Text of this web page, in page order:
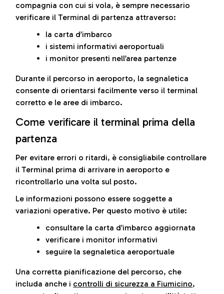
compagnia con cui si vola, è sempre necessario
verificare il Terminal di partenza attraverso:
la carta d’imbarco
i sistemi informativi aeroportuali
i monitor presenti nell’area partenze
Durante il percorso in aeroporto, la segnaletica
consente di orientarsi facilmente verso il terminal
corretto e le aree di imbarco.
Come verificare il terminal prima della
partenza
Per evitare errori o ritardi, è consigliabile controllare
il Terminal prima di arrivare in aeroporto e
ricontrollarlo una volta sul posto.
Le informazioni possono essere soggette a
variazioni operative. Per questo motivo è utile:
consultare la carta d’imbarco aggiornata
verificare i monitor informativi
seguire la segnaletica aeroportuale
Una corretta pianificazione del percorso, che
includa anche i controlli di sicurezza a Fiumicino,